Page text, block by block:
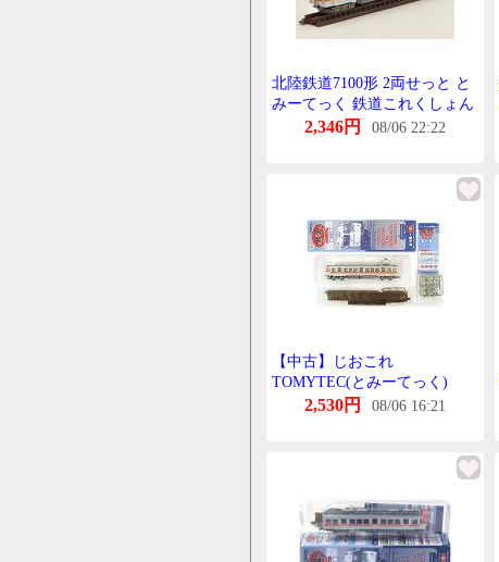
北陸鉄道7100形 2両せっと と
みーてっく 鉄道これくしょん
2,346円 08/06 22:22
【中古】じおこれ
TOMYTEC(とみーてっく)
(653) 鉄道これくしょん 第21
2,530円 08/06 16:21